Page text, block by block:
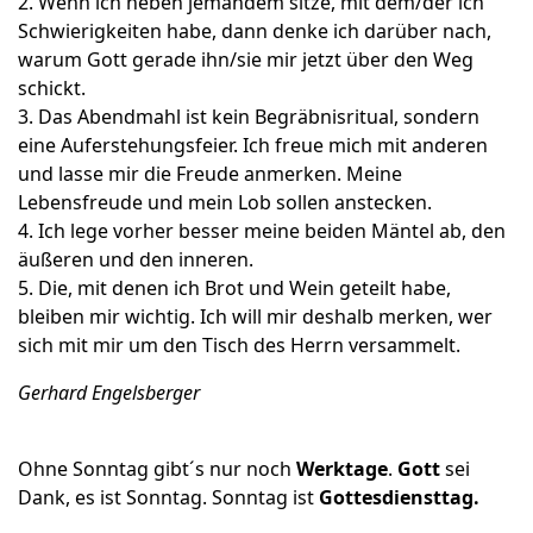
Schwierigkeiten habe, dann denke ich darüber nach,
warum Gott gerade ihn/sie mir jetzt über den Weg
schickt.
3. Das Abendmahl ist kein Begräbnisritual, sondern
eine Auferstehungsfeier. Ich freue mich mit anderen
und lasse mir die Freude anmerken. Meine
Lebensfreude und mein Lob sollen anstecken.
4. Ich lege vorher besser meine beiden Mäntel ab, den
äußeren und den inneren.
5. Die, mit denen ich Brot und Wein geteilt habe,
bleiben mir wichtig. Ich will mir deshalb merken, wer
sich mit mir um den Tisch des Herrn versammelt.
Gerhard Engelsberger
Ohne Sonntag gibt´s nur noch Werktage. Gottsei
Dank, es ist Sonntag. Sonntag ist Gottesdiensttag.